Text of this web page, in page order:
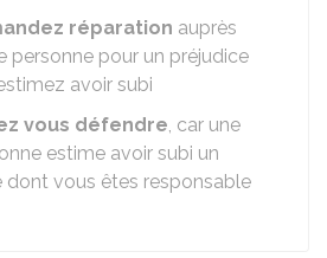
réparation auprès
personne pour un préjudice
avoir subi
vous défendre, car une
estime avoir subi un
dont vous êtes responsable